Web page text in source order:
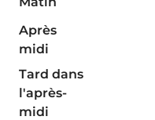
Après
midi
Tard dans
l'après-
midi